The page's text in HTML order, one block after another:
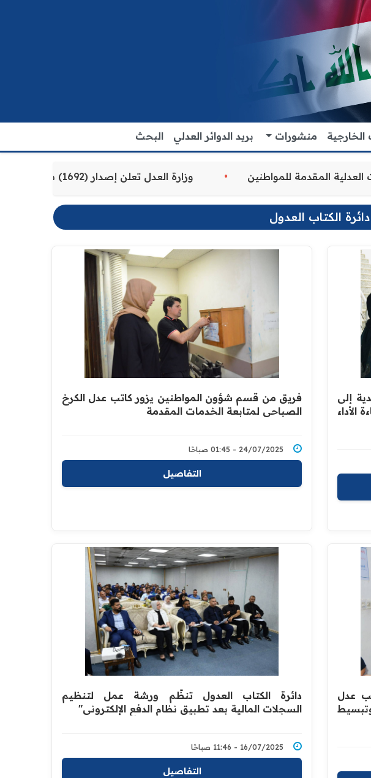
الخارجية منشورات بريد الدوائر العدلي البحث
الخدمات العدلية المقدمة للمواطنين وزارة العدل تعلن إصدار (1692) سوارًا إلكترونيًا لنزلاء سجن الناصرية المركزي لتنظيم التعاملات المالية داخل المؤسسات الإصلاحية
دائرة الكتاب العدول
إلى
الأداء
فريق من قسم شؤون المواطنين يزور كاتب عدل الكرخ
الصباحي لمتابعة الخدمات المقدمة
24/07/2025 - 01:45 صباحًا
التفاصيل
عدل
دائرة الكتاب العدول تنظّم ورشة عمل لتنظيم
السجلات المالية بعد تطبيق نظام الدفع الإلكتروني"
16/07/2025 - 11:46 صباحًا
التفاصيل